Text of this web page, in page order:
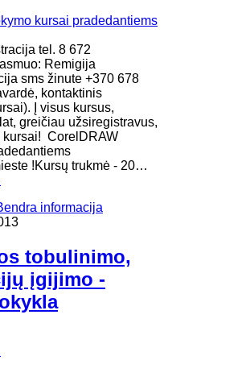
tel. 8 672
Remigija
sms žinute +370 678
kontaktinis
Į visus kursus,
greičiau užsiregistravus,
kursai! CorelDRAW
!Kursų trukmė - 20…
informacija
tobulinimo,
įgijimo -